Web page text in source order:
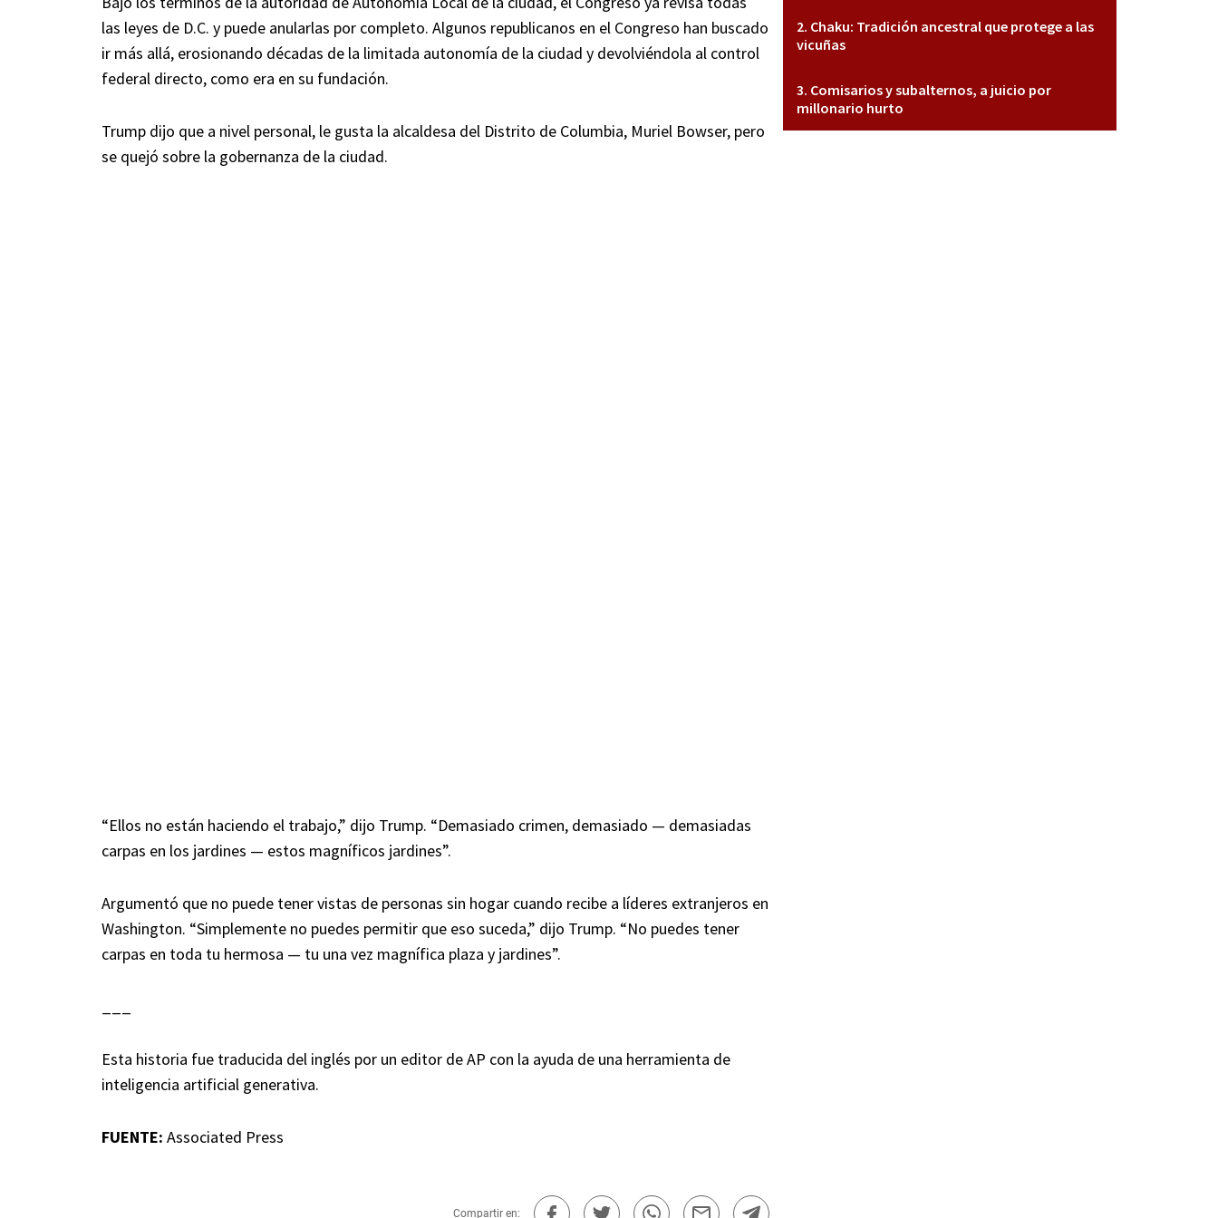
las leyes de D.C. y puede anularlas por completo. Algunos republicanos en el Congreso han buscado
ir más allá, erosionando décadas de la limitada autonomía de la ciudad y devolviéndola al control
federal directo, como era en su fundación.
Trump dijo que a nivel personal, le gusta la alcaldesa del Distrito de Columbia, Muriel Bowser, pero
se quejó sobre la gobernanza de la ciudad.
“Ellos no están haciendo el trabajo,” dijo Trump. “Demasiado crimen, demasiado — demasiadas
carpas en los jardines — estos magníficos jardines”.
Argumentó que no puede tener vistas de personas sin hogar cuando recibe a líderes extranjeros en
Washington. “Simplemente no puedes permitir que eso suceda,” dijo Trump. “No puedes tener
carpas en toda tu hermosa — tu una vez magnífica plaza y jardines”.
Esta historia fue traducida del inglés por un editor de AP con la ayuda de una herramienta de
inteligencia artificial generativa.
FUENTE: Associated Press
Compartir en:
Chaku: Tradición ancestral que protege a las
vicuñas
Comisarios y subalternos, a juicio por
millonario hurto